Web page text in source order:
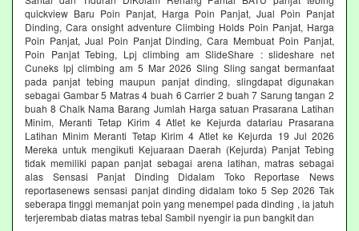
quickview Baru Poin Panjat, Harga Poin Panjat, Jual Poin Panjat
Dinding, Cara onsight adventure Climbing Holds Poin Panjat, Harga
Poin Panjat, Jual Poin Panjat Dinding, Cara Membuat Poin Panjat,
Poin Panjat Tebing, Lpj climbing am SlideShare : slideshare net
Cuneks lpj climbing am 5 Mar 2026 Sling Sling sangat bermanfaat
pada panjat tebing maupun panjat dinding, slingdapat digunakan
sebagai Gambar 5 Matras 4 buah 6 Carrier 2 buah 7 Sarung tangan 2
buah 8 Chalk Nama Barang Jumlah Harga satuan Prasarana Latihan
Minim, Meranti Tetap Kirim 4 Atlet ke Kejurda datariau Prasarana
Latihan Minim Meranti Tetap Kirim 4 Atlet ke Kejurda 19 Jul 2026
Mereka untuk mengikuti Kejuaraan Daerah (Kejurda) Panjat Tebing
tidak memiliki papan panjat sebagai arena latihan, matras sebagai
alas Sensasi Panjat Dinding Didalam Toko Reportase News
reportasenews sensasi panjat dinding didalam toko 5 Sep 2026 Tak
seberapa tinggi memanjat poin yang menempel pada dinding , ia jatuh
terjerembab diatas matras tebal Sambil nyengir ia pun bangkit dan